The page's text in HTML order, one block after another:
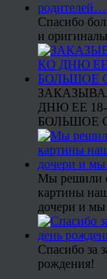
Спасибо
и
ДНЮ ЕЕ
БОЛЬШОЕ
Мы решили
картины
дочери и
Спасибо за
рождения!